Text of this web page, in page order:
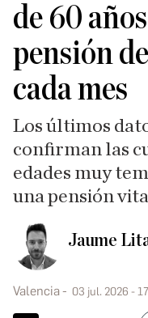
de 60
pensión
cada mes
Los últimos
confirman las
edades muy
una pensión
Jaume
Valencia 03 jul. 2026 -